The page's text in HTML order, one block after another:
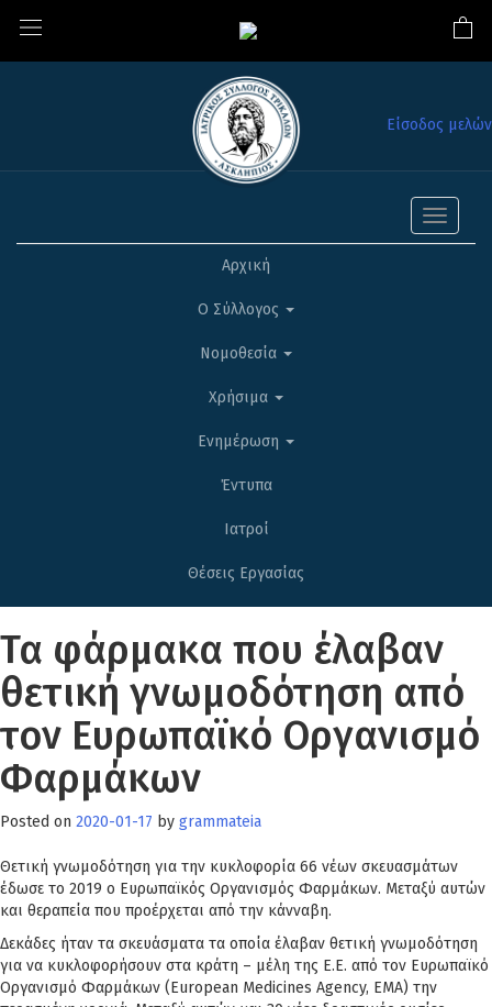
Είσοδος μελών
Toggle
Αρχική
Ο Σύλλογος
Νομοθεσία
Χρήσιμα
Ενημέρωση
Έντυπα
Ιατροί
Θέσεις Εργασίας
Τα φάρμακα που έλαβαν
θετική γνωμοδότηση από
τον Ευρωπαϊκό Οργανισμό
Φαρμάκων
Posted on 2020-01-17 by grammateia
Θετική γνωμοδότηση για την κυκλοφορία 66 νέων σκευασμάτων
έδωσε το 2019 o Ευρωπαϊκός Οργανισμός Φαρμάκων. Μεταξύ αυτών
και θεραπεία που προέρχεται από την κάνναβη.
Δεκάδες ήταν τα σκευάσματα τα οποία έλαβαν θετική γνωμοδότηση
για να κυκλοφορήσουν στα κράτη – μέλη της Ε.Ε. από τον Ευρωπαϊκό
Οργανισμό Φαρμάκων (European Medicines Agency, EMA) την